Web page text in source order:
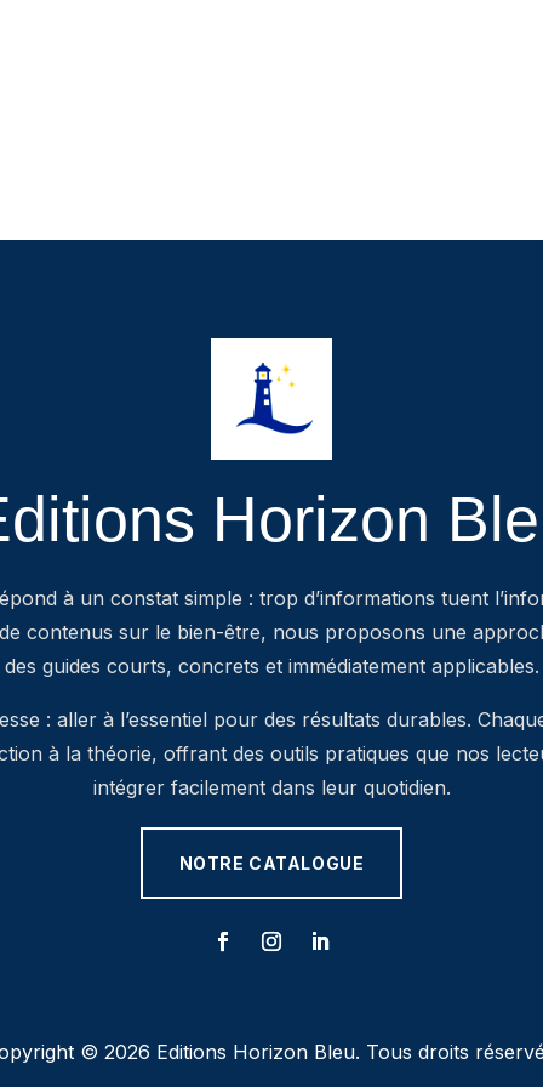
Horizon
à un constat simple : trop d’informations tuent
contenus sur le bien-être, nous proposons une
des guides courts, concrets et immédiatement applicables.
: aller à l’essentiel pour des résultats durables.
à la théorie, offrant des outils pratiques que nos
intégrer facilement dans leur quotidien.
NOTRE CATALOGUE
© 2026 Editions Horizon Bleu. Tous droits